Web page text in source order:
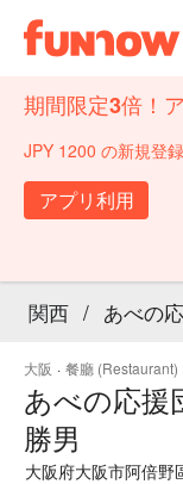
期間限定3倍！
JPY 1200 の新規登
アプリ利用
関西 / あべの
大阪 · 餐廳 (Restaurant)
あべの応援
勝男
大阪府大阪市阿倍